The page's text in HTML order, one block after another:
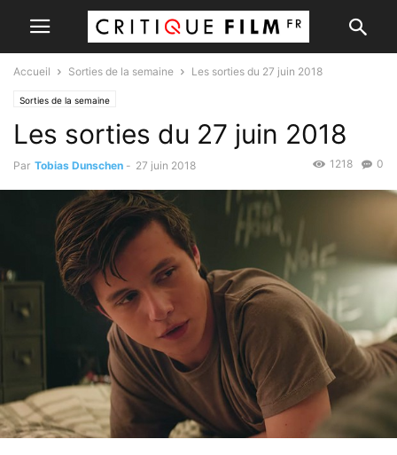
Accueil Sorties de la semaine Les sorties du 27 juin 2018
Sorties de la semaine
Les sorties du 27 juin 2018
Par Tobias Dunschen - 27 juin 2018 0
1218